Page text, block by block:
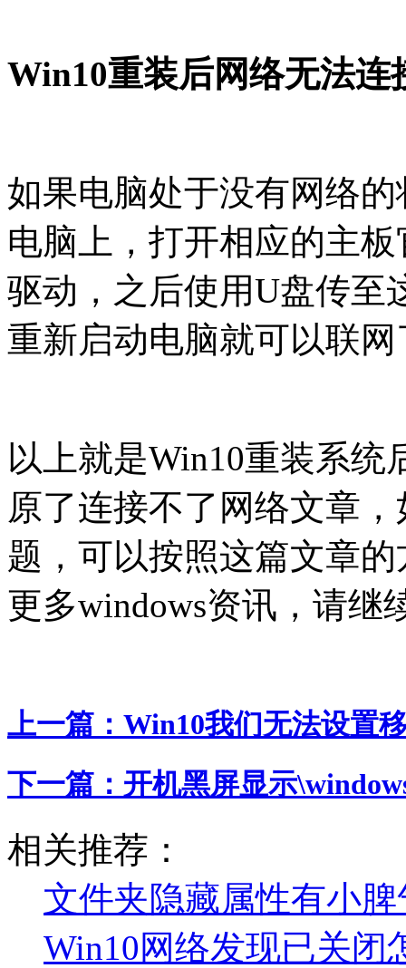
Win10重装后网络无法连
如果电脑处于没有网络
电脑上，打开相应的主
驱动，之后使用U盘传至
重新启动电脑就可以联网
以上就是Win10重装系统
原了连接不了网络文章
题，可以按照这篇文章
更多windows资讯，请继
上一篇： Win10我们无法设置
下一篇： 开机黑屏显示
相关推荐：
文件夹隐藏属性有小
Win10网络发现已关闭